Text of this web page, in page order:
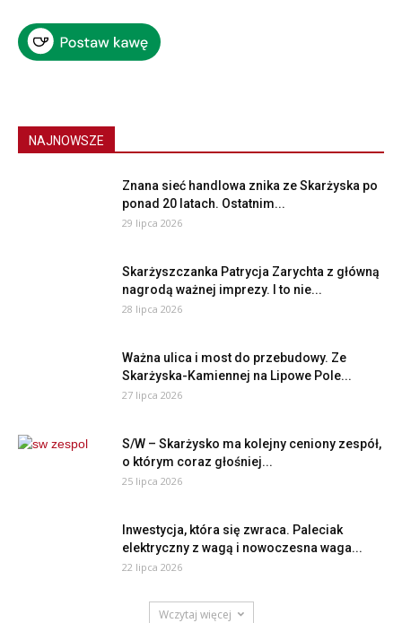
NAJNOWSZE
Znana sieć handlowa znika ze Skarżyska po
ponad 20 latach. Ostatnim...
29 lipca 2026
Skarżyszczanka Patrycja Zarychta z główną
nagrodą ważnej imprezy. I to nie...
28 lipca 2026
Ważna ulica i most do przebudowy. Ze
Skarżyska-Kamiennej na Lipowe Pole...
27 lipca 2026
S/W – Skarżysko ma kolejny ceniony zespół,
o którym coraz głośniej...
25 lipca 2026
Inwestycja, która się zwraca. Paleciak
elektryczny z wagą i nowoczesna waga...
22 lipca 2026
Wczytaj więcej